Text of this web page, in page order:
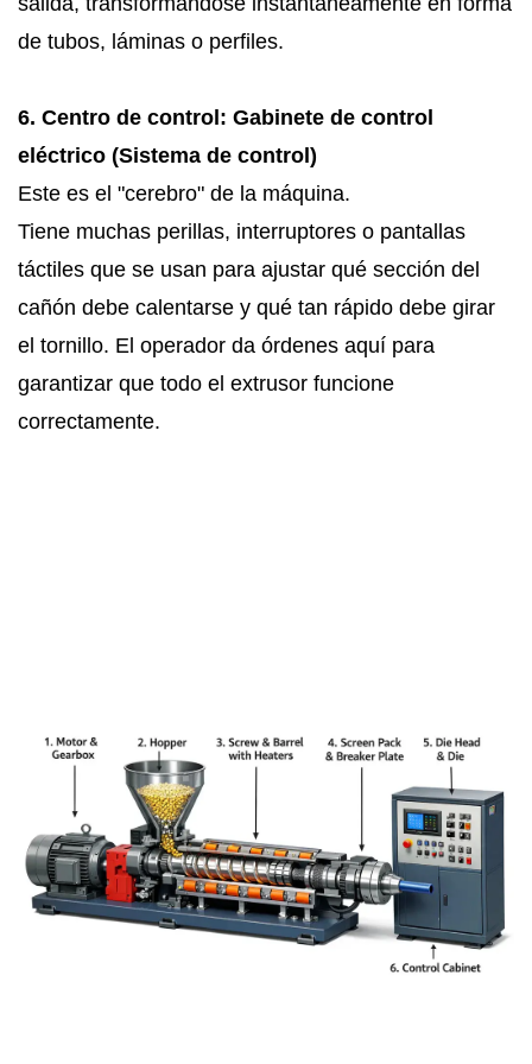
de tubos, láminas o perfiles.
6. Centro de control: Gabinete de control
eléctrico (Sistema de control)
Este es el "cerebro" de la máquina.
Tiene muchas perillas, interruptores o pantallas
táctiles que se usan para ajustar qué sección del
cañón debe calentarse y qué tan rápido debe girar
el tornillo. El operador da órdenes aquí para
garantizar que todo el extrusor funcione
correctamente.